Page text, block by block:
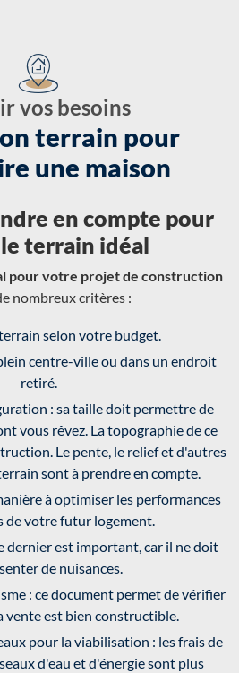
vos besoins
terrain pour
une maison
en compte pour
terrain idéal
pour votre projet de construction
nombreux critères :
selon votre budget.
centre-ville ou dans un endroit
retiré.
: sa taille doit permettre de
vous rêvez. La topographie de ce
Le pente, le relief et d'autres
sont à prendre en compte.
à optimiser les performances
de votre futur logement.
dernier est important, car il ne doit
de nuisances.
: ce document permet de vérifier
vente est bien constructible.
pour la viabilisation : les frais de
d'eau et d'énergie sont plus